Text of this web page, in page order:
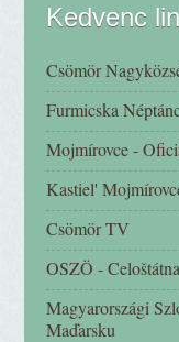
Kedvenc
Csömör
Furmicska
Mojmírovce -
Kastiel'
Csömör TV
OSZÖ -
Magyarországi
Maďarsku